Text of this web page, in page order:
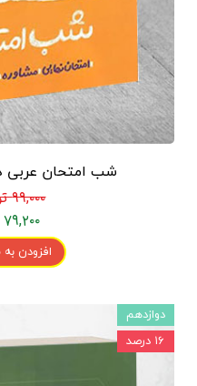
شب امتحان عربی
۹۹,۰۰۰ تومان
۷۹,۲۰۰ تومان
افزودن
دوازدهم
۱۶ درصد